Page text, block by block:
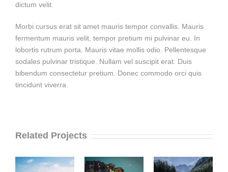
dictum velit.
Morbi cursus erat sit amet mauris tempor convallis. Mauris
fermentum mauris velit, tempor pretium mi pulvinar eu. In
lobortis rutrum porta. Mauris vitae mollis odio. Pellentesque
sodales pulvinar tristique. Nullam vel suscipit erat. Duis
bibendum consectetur pretium. Donec commodo orci quis
tincidunt viverra.
Related Projects